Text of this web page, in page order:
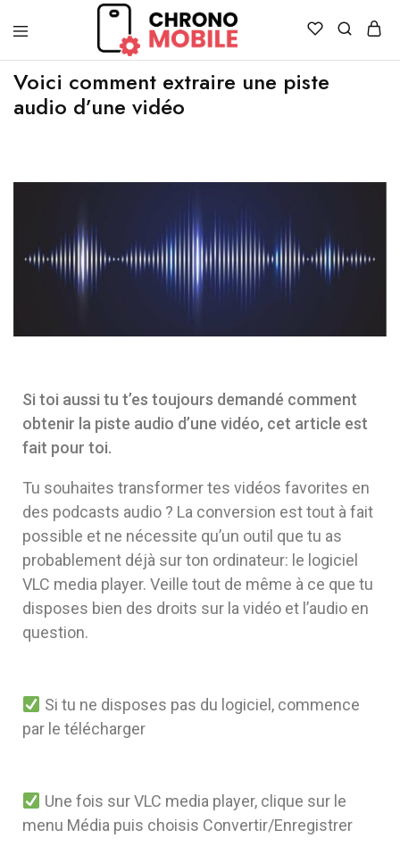
Chronomobile
Achat,
vente
et
réparation
de
Voici comment extraire une piste
audio d’une vidéo
Si toi aussi tu t’es toujours demandé comment
obtenir la piste audio d’une vidéo, cet article est
fait pour toi.
Tu souhaites transformer tes vidéos favorites en
des podcasts audio ? La conversion est tout à fait
possible et ne nécessite qu’un outil que tu as
probablement déjà sur ton ordinateur: le logiciel
VLC media player. Veille tout de même à ce que tu
disposes bien des droits sur la vidéo et l’audio en
question.
Si tu ne disposes pas du logiciel, commence
par le télécharger
Une fois sur VLC media player, clique sur le
menu Média puis choisis Convertir/Enregistrer